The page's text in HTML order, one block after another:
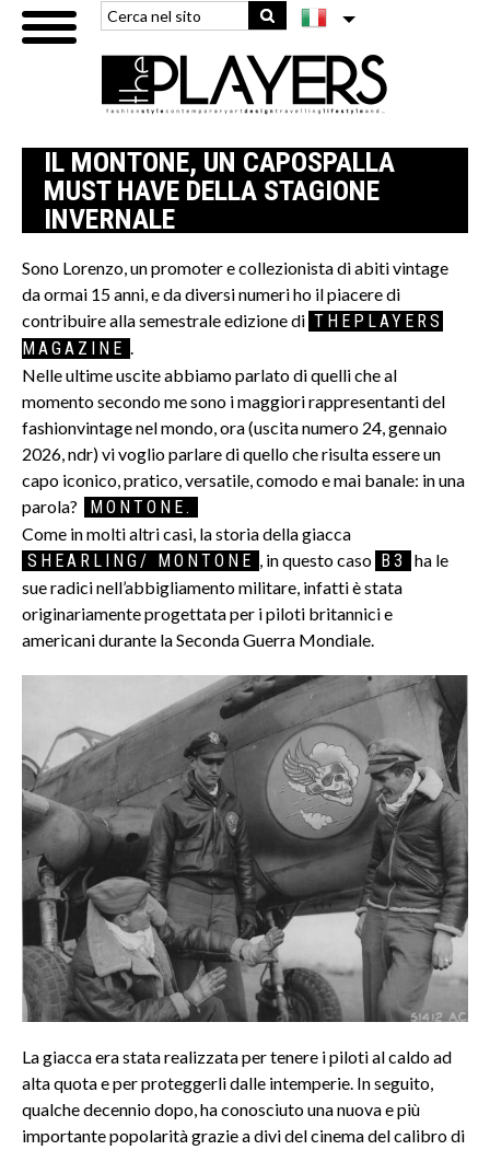
IL MONTONE, UN CAPOSPALLA
MUST HAVE DELLA STAGIONE
INVERNALE
Sono Lorenzo, un promoter e collezionista di abiti vintage
da ormai 15 anni, e da diversi numeri ho il piacere di
contribuire alla semestrale edizione di THEPLAYERS
MAGAZINE .
Nelle ultime uscite abbiamo parlato di quelli che al
momento secondo me sono i maggiori rappresentanti del
fashionvintage nel mondo, ora (uscita numero 24, gennaio
2026, ndr) vi voglio parlare di quello che risulta essere un
capo iconico, pratico, versatile, comodo e mai banale: in una
parola?
MONTONE.
Come in molti altri casi, la storia della giacca
SHEARLING/ MONTONE , in questo caso B3
ha le
sue radici nell’abbigliamento militare, infatti è stata
originariamente progettata per i piloti britannici e
americani durante la Seconda Guerra Mondiale.
La giacca era stata realizzata per tenere i piloti al caldo ad
alta quota e per proteggerli dalle intemperie. In seguito,
qualche decennio dopo, ha conosciuto una nuova e più
importante popolarità grazie a divi del cinema del calibro di